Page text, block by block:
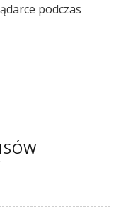
podczas